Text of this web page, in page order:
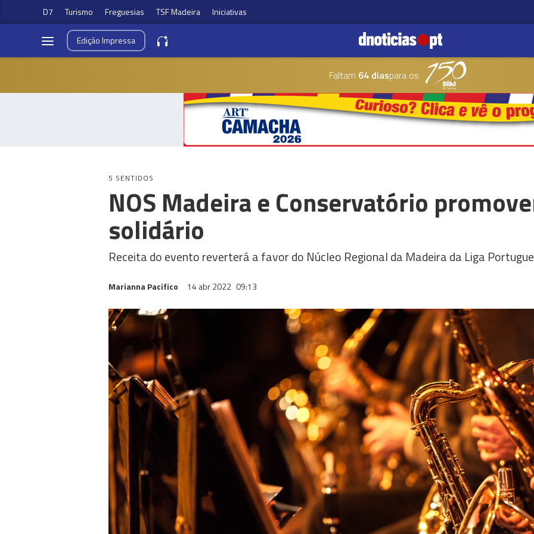
D7 Turismo Freguesias TSF Madeira Iniciativas
EdiçãoImpressa
Faltam 64 diaspara os
5 SENTIDOS
NOS Madeira e Conservatório
solidário
Receita do evento reverterá a favor do Núcleo Regional da Madeira da Liga
Marianna Pacifico 14 abr 2022 09:13